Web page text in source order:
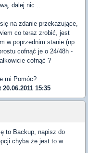
dalej nic ..
na zdanie przekazujące,
co teraz zrobić, jest
w poprzednim stanie (np
cofnąć je o 24/48h -
cofnąć ?
mi Pomóc?
15:35
to Backup, napisz do
chyba że jest to w